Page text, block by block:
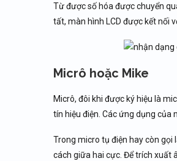
Từ được số hóa được chuyển
tất, màn hình LCD được kết nối
Micrô hoặc Mike
Micrô, đôi khi được ký hiệu là
tín hiệu điện. Các ứng dụng của
Trong micro tụ điện hay còn
cách giữa hai cực. Để trích xuất